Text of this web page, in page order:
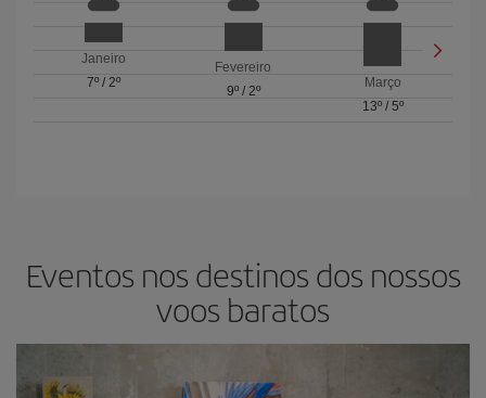
Janeiro
7º/ 2º
Fevereiro
9º/ 2º
Março
13º/ 5º
Eventos nos destinos dos nossos
voos baratos